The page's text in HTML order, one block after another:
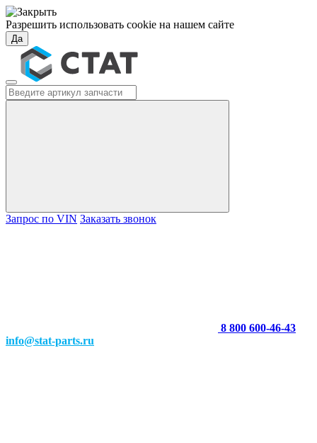
Разрешить использовать cookie на нашем сайте
Да
Запрос по VIN Заказать звонок
8 800 600-46-43
info@stat-parts.ru